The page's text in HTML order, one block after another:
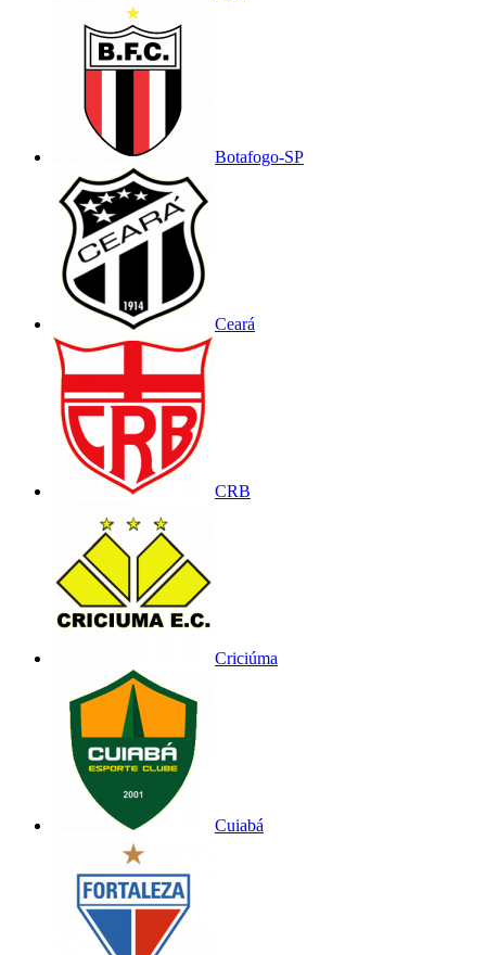
Botafogo-SP
Ceará
CRB
Criciúma
Cuiabá